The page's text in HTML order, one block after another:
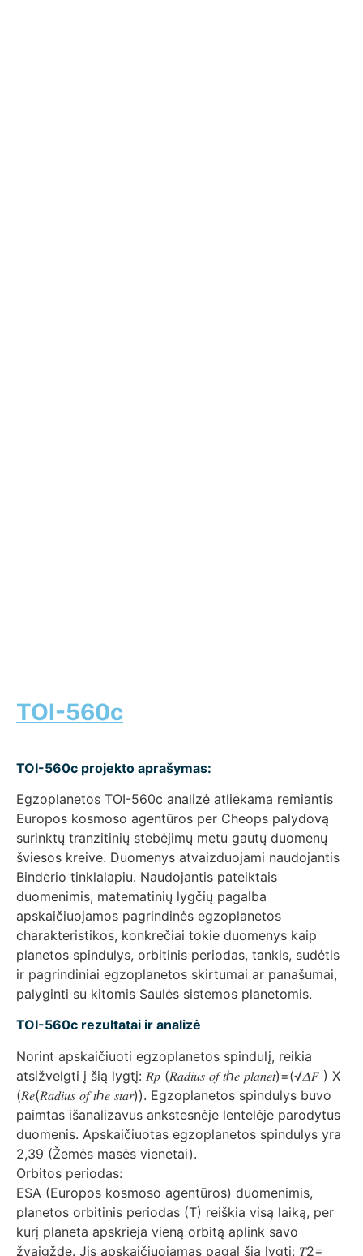
TOI-560c
TOI-560c projekto aprašymas:
Egzoplanetos TOI-560c analizė atliekama remiantis
Europos kosmoso agentūros per Cheops palydovą
surinktų tranzitinių stebėjimų metu gautų duomenų
šviesos kreive. Duomenys atvaizduojami naudojantis
Binderio tinklalapiu. Naudojantis pateiktais
duomenimis, matematinių lygčių pagalba
apskaičiuojamos pagrindinės egzoplanetos
charakteristikos, konkrečiai tokie duomenys kaip
planetos spindulys, orbitinis periodas, tankis, sudėtis
ir pagrindiniai egzoplanetos skirtumai ar panašumai,
palyginti su kitomis Saulės sistemos planetomis.
TOI-560c rezultatai ir analizė
Norint apskaičiuoti egzoplanetos spindulį, reikia
atsižvelgti į šią lygtį: 𝑅𝑝 (𝑅𝑎𝑑𝑖𝑢𝑠 𝑜𝑓 𝑡ℎ𝑒 𝑝𝑙𝑎𝑛𝑒𝑡)=(√𝛥𝐹 ) X
(𝑅𝑒(𝑅𝑎𝑑𝑖𝑢𝑠 𝑜𝑓 𝑡ℎ𝑒 𝑠𝑡𝑎𝑟)). Egzoplanetos spindulys buvo
paimtas išanalizavus ankstesnėje lentelėje parodytus
duomenis. Apskaičiuotas egzoplanetos spindulys yra
2,39 (Žemės masės vienetai).
Orbitos periodas:
ESA (Europos kosmoso agentūros) duomenimis,
planetos orbitinis periodas (T) reiškia visą laiką, per
kurį planeta apskrieja vieną orbitą aplink savo
žvaigždę. Jis apskaičiuojamas pagal šią lygtį: 𝑇2=